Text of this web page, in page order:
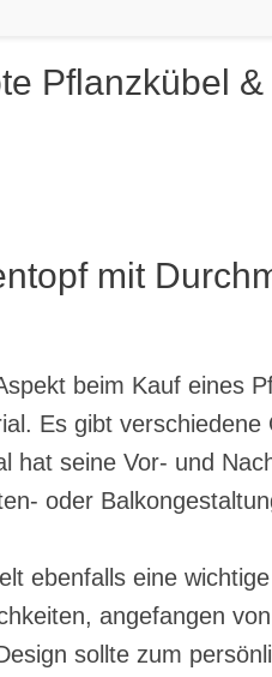
Pflanzkübel
mit
beim Kauf eines
Es gibt
hat seine Vor- und
oder
ebenfalls eine
angefangen
sollte zum